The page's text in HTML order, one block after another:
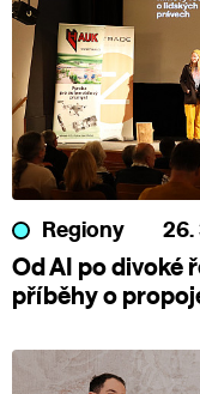
Regiony 26.
Od AI po divoké
příběhy o